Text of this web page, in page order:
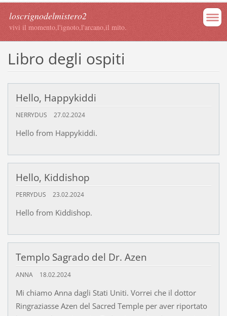
loscrignodelmistero2
vivi il momento,l'ignoto,l'arcano,il mito.
Libro degli ospiti
Hello, Happykiddi
NERRYDUS 27.02.2024
Hello from Happykiddi.
Hello, Kiddishop
PERRYDUS 23.02.2024
Hello from Kiddishop.
Templo Sagrado del Dr. Azen
ANNA 18.02.2024
Mi chiamo Anna dagli Stati Uniti. Vorrei che il dottor
Ringraziasse Azen del Sacred Temple per aver riportato